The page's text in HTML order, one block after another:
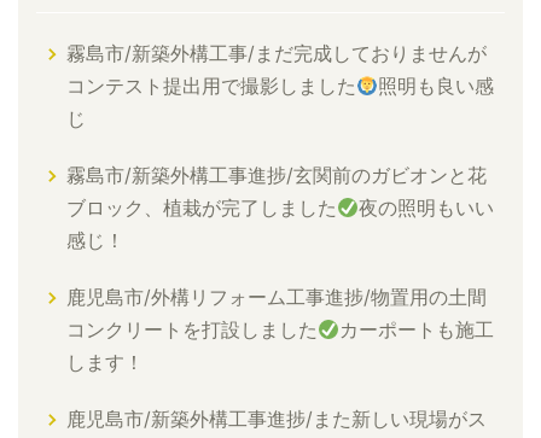
霧島市/新築外構工事/まだ完成しておりませんが
コンテスト提出用で撮影しました
照明も良い感
じ
霧島市/新築外構工事進捗/玄関前のガビオンと花
ブロック、植栽が完了しました
夜の照明もいい
感じ！
鹿児島市/外構リフォーム工事進捗/物置用の土間
コンクリートを打設しました
カーポートも施工
します！
鹿児島市/新築外構工事進捗/また新しい現場がス